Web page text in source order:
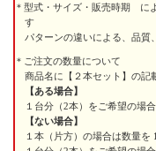
型式・サイズ・販売時期 に
す
パターンの違いによる、品質
ご注文の数量について
商品名に【２本セット】の記
【ある場合】
１台分（2本）をご希望の場
【ない場合】
１本（片方）の場合は数量を 1